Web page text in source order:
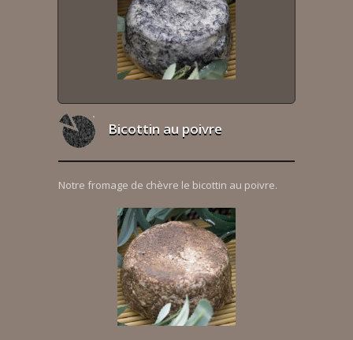
Bicottin au poivre
Notre fromage de chèvre le bicottin au poivre.